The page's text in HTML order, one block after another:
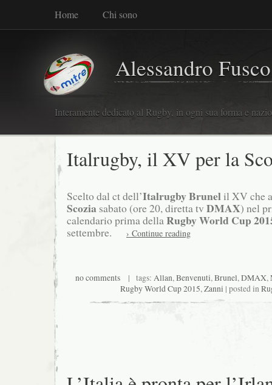
Home Chi sono
Alessandro Fusco
Interamente dedicato al Rugby, in ogni sua forma e
Italrugby, il XV per la
Scelto dal ct dell’ItalrugbyBrunelil XV che
Scozia sabato (ore 20, diretta tv DMAX) nel
calendario prima dellaRugby World Cup
settembre. › Continue reading
no comments | tags: Allan,Benvenuti,Brunel,DMAX,
Rugby World Cup 2015,Zanni | posted in